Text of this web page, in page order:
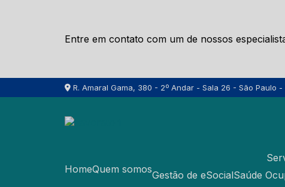
Entre em contato com um de nossos
R. Amaral Gama, 380 - 2º Andar - Sala 26 - São Paulo -
Home Quem somos
Gestão de eSocial Saúde